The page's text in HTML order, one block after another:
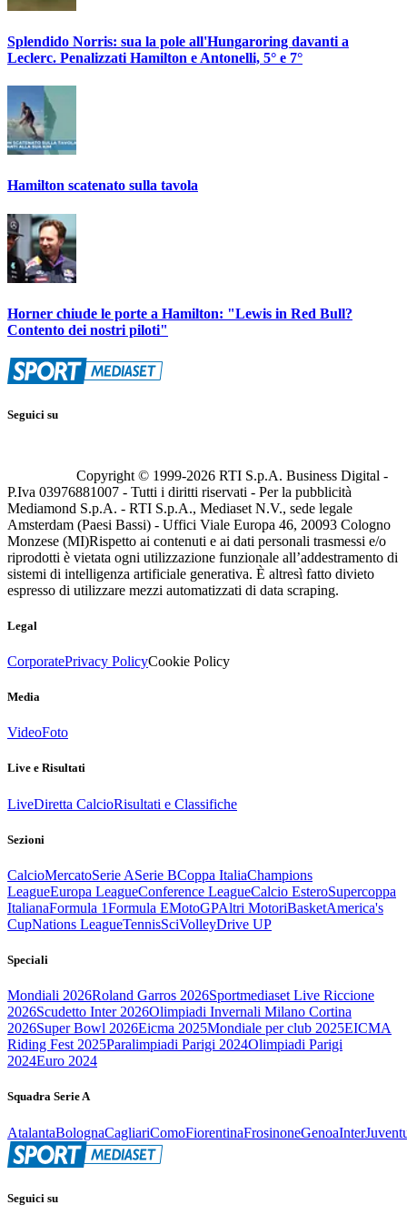
Splendido Norris: sua la pole all'Hungaroring davanti a
Leclerc. Penalizzati Hamilton e Antonelli, 5° e 7°
Hamilton scatenato sulla tavola
Horner chiude le porte a Hamilton: "Lewis in Red Bull?
Contento dei nostri piloti"
Seguici su
Copyright © 1999-2026 RTI S.p.A. Business Digital -
P.Iva 03976881007 - Tutti i diritti riservati - Per la pubblicità
Mediamond S.p.A. - RTI S.p.A., Mediaset N.V., sede legale
Amsterdam (Paesi Bassi) - Uffici Viale Europa 46, 20093 Cologno
Monzese (MI)Rispetto ai contenuti e ai dati personali trasmessi e/o
riprodotti è vietata ogni utilizzazione funzionale all’addestramento di
sistemi di intelligenza artificiale generativa. È altresì fatto divieto
espresso di utilizzare mezzi automatizzati di data scraping.
Legal
CorporatePrivacy PolicyCookie Policy
Media
VideoFoto
Live e Risultati
LiveDiretta CalcioRisultati e Classifiche
Sezioni
CalcioMercatoSerie ASerie BCoppa ItaliaChampions
LeagueEuropa LeagueConference LeagueCalcio EsteroSupercoppa
ItalianaFormula 1Formula EMotoGPAltri MotoriBasketAmerica's
CupNations LeagueTennisSciVolleyDrive UP
Speciali
Mondiali 2026Roland Garros 2026Sportmediaset Live Riccione
2026Scudetto Inter 2026Olimpiadi Invernali Milano Cortina
2026Super Bowl 2026Eicma 2025Mondiale per club 2025EICMA
Riding Fest 2025Paralimpiadi Parigi 2024Olimpiadi Parigi
2024Euro 2024
Squadra Serie A
AtalantaBolognaCagliariComoFiorentinaFrosinoneGenoaInter
Seguici su